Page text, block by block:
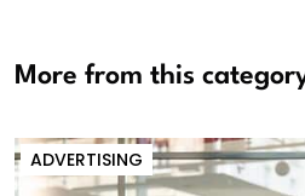
More from this
ADVERTISING